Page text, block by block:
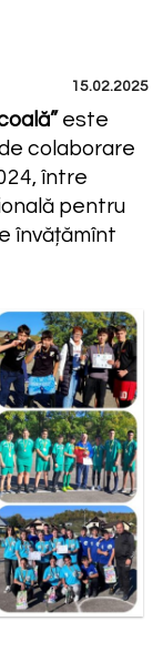
15.02.2025
este
colaborare
între
pentru
învățămînt